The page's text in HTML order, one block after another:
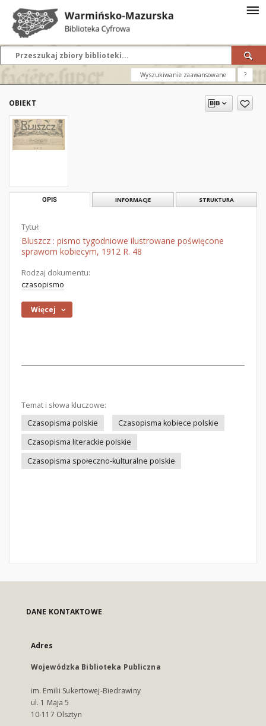
Wyszukiwanie zaawansowane ?
OBIEKT
OPIS INFORMACJE STRUKTURA
Tytuł:
Bluszcz : pismo tygodniowe ilustrowane poświęcone
sprawom kobiecym, 1912 R. 48
Rodzaj dokumentu:
czasopismo
Więcej
Temat i słowa kluczowe:
Czasopisma polskie
Czasopisma kobiece polskie
Czasopisma literackie polskie
Czasopisma społeczno-kulturalne polskie
DANE KONTAKTOWE
Adres
Wojewódzka Biblioteka Publiczna
im. Emilii Sukertowej-Biedrawiny
ul. 1 Maja 5
10-117 Olsztyn